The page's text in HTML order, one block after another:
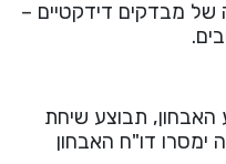
של מבדקים דידקטיים –
האבחון, תבוצע שיחת
דו"ח האבחון